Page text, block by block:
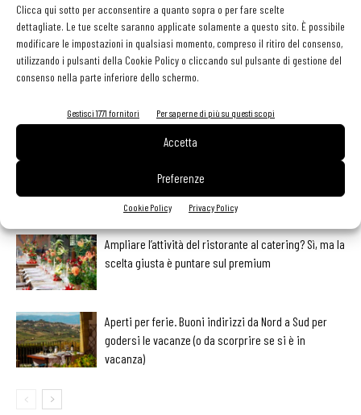
Clicca qui sotto per acconsentire a quanto sopra o per fare scelte
dettagliate. Le tue scelte saranno applicate solamente a questo sito. È possibile
modificare le impostazioni in qualsiasi momento, compreso il ritiro del consenso,
utilizzando i pulsanti della Cookie Policy o cliccando sul pulsante di gestione del
consenso nella parte inferiore dello schermo.
Gestisci 1771 fornitori Per saperne di più su questi scopi
Accetta
Preferenze
Cookie Policy Privacy Policy
Facebook Twitter
LEGGI ANCHE
Ampliare l’attività del ristorante al catering? Sì, ma la
scelta giusta è puntare sul premium
Aperti per ferie. Buoni indirizzi da Nord a Sud per
godersi le vacanze (o da scorprire se si è in
vacanza)